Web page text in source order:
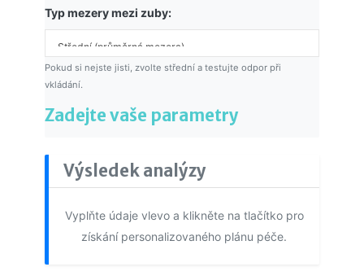
Zadejte vaše parametry
Typ mezery mezi zuby:
Pokud si nejste jisti, zvolte střední a testujte odpor při
vkládání.
Výsledek analýzy
Vyplňte údaje vlevo a klikněte na tlačítko pro
získání personalizovaného plánu péče.